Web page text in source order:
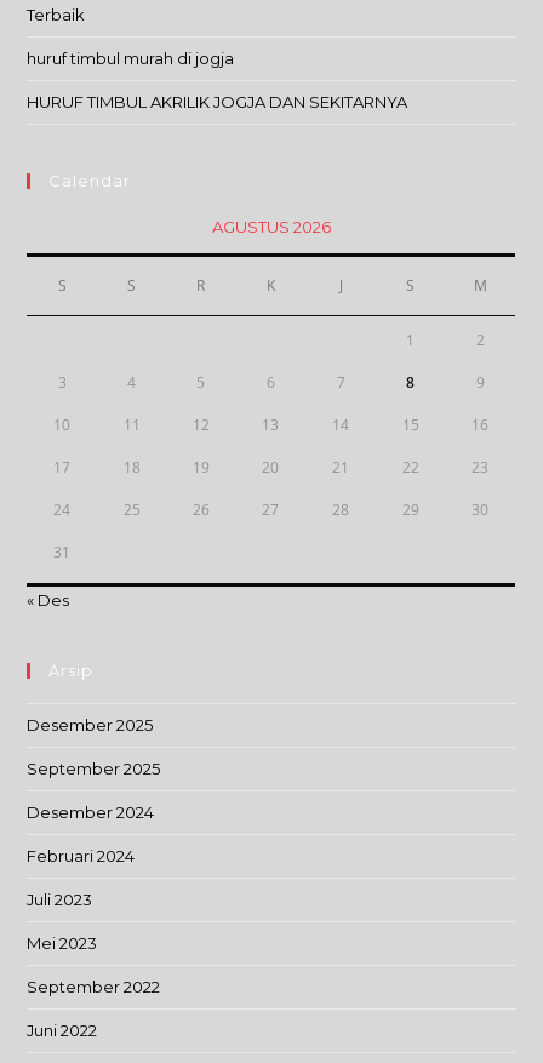
Terbaik
huruf timbul murah di jogja
HURUF TIMBUL AKRILIK JOGJA DAN SEKITARNYA
Calendar
AGUSTUS 2026
S S R K J S M
1 2
3 4 5 6 7 8 9
10 11 12 13 14 15 16
17 18 19 20 21 22 23
24 25 26 27 28 29 30
31
« Des
Arsip
Desember 2025
September 2025
Desember 2024
Februari 2024
Juli 2023
Mei 2023
September 2022
Juni 2022